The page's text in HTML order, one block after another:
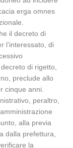
erga omnes
il decreto di
l’interessato, di
di rigetto,
preclude allo
cinque anni.
peraltro,
alla previa
dalla prefettura,
la